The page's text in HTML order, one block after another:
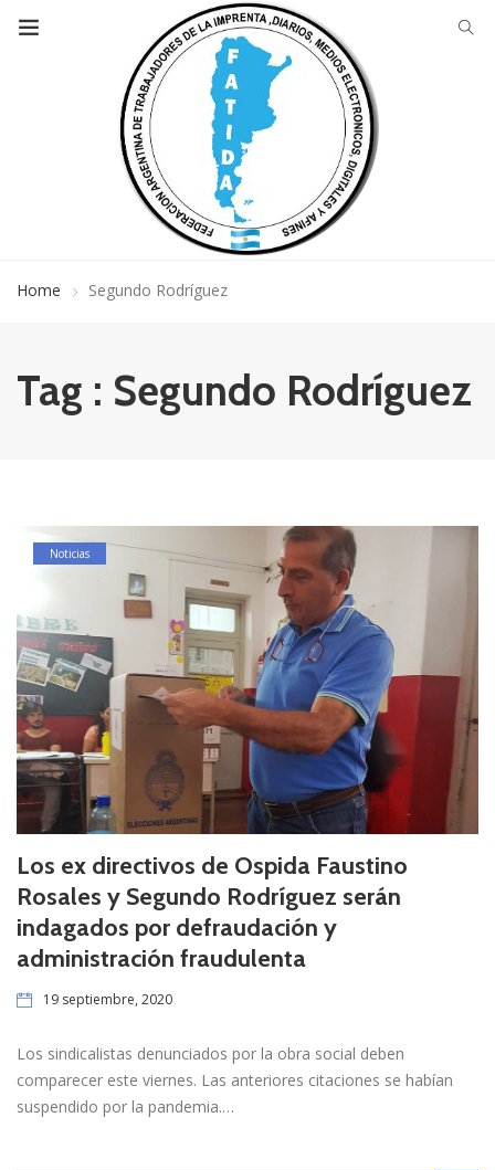
Home Segundo Rodríguez
Tag : Segundo Rodríguez
Noticias
Los ex directivos de Ospida Faustino
Rosales y Segundo Rodríguez serán
indagados por defraudación y
administración fraudulenta
19 septiembre, 2020
Los sindicalistas denunciados por la obra social deben
comparecer este viernes. Las anteriores citaciones se habían
suspendido por la pandemia.…